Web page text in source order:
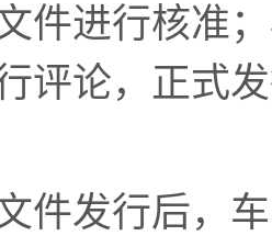
件进行核准
评论，正式
件发行后，